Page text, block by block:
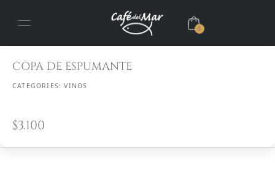
0
COPA DE ESPUMANTE
CATEGORIES:VINOS
$3.100